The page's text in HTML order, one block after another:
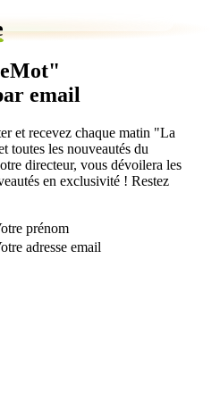
email
et recevez chaque matin "La
toutes les nouveautés du
directeur, vous dévoilera les
en exclusivité ! Restez
prénom
adresse email